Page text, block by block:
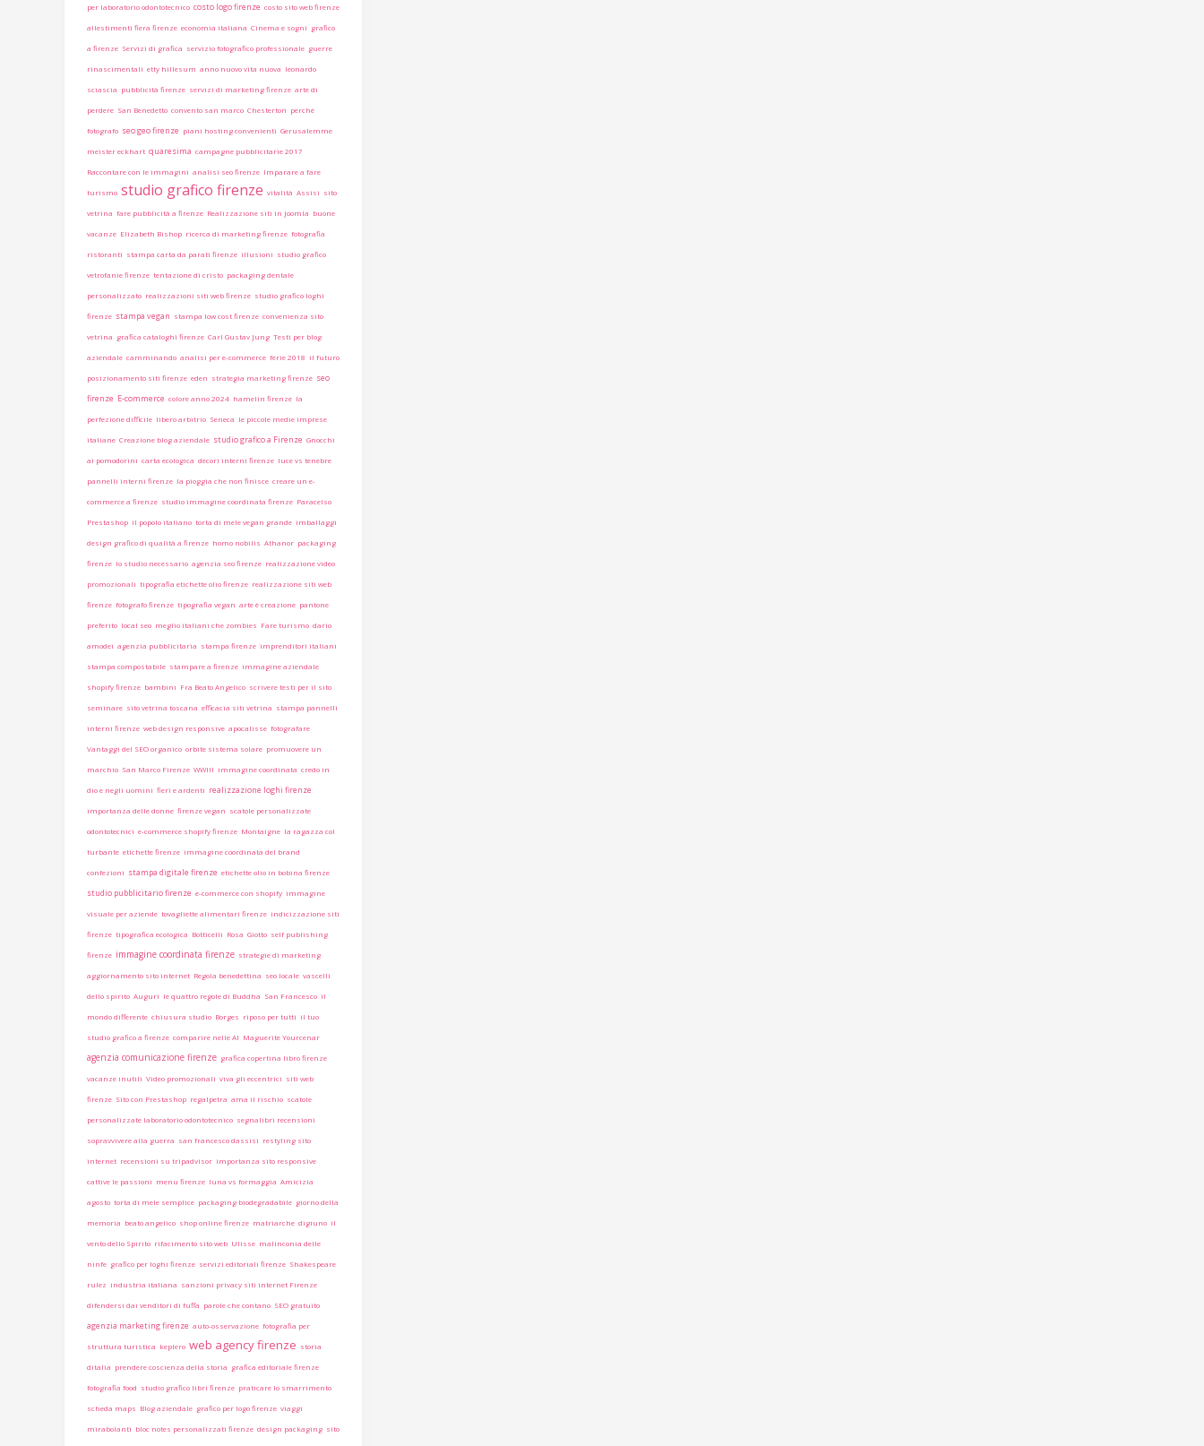
per laboratorio odontotecnico costo logo firenze costo sito web firenze
allestimenti fiera firenze economia italiana Cinema e sogni grafico
a firenze Servizi di grafica servizio fotografico professionale guerre
rinascimentali etty hillesum anno nuovo vita nuova leonardo
sciascia pubblicità firenze servizi di marketing firenze arte di
perdere San Benedetto convento san marco Chesterton perchè
fotografo seo geo firenze piani hosting convenienti Gerusalemme
meister eckhart quaresima campagne pubblicitarie 2017
Raccontare con le immagini analisi seo firenze Imparare a fare
turismo studio grafico firenze vitalità Assisi sito
vetrina fare pubblicità a firenze Realizzazione siti in Joomla buone
vacanze Elizabeth Bishop ricerca di marketing firenze fotografia
ristoranti stampa carta da parati firenze illusioni studio grafico
vetrofanie firenze tentazione di cristo packaging dentale
personalizzato realizzazioni siti web firenze studio grafico loghi
firenze stampa vegan stampa low cost firenze convenienza sito
vetrina grafica cataloghi firenze Carl Gustav Jung Testi per blog
aziendale camminando analisi per e-commerce ferie 2018 il futuro
posizionamento siti firenze eden strategia marketing firenze seo
firenze E-commerce colore anno 2024 hamelin firenze la
perfezione difficile libero arbitrio Seneca le piccole medie imprese
italiane Creazione blog aziendale studio grafico a Firenze Gnocchi
ai pomodorini carta ecologica decori interni firenze luce vs tenebre
pannelli interni firenze la pioggia che non finisce creare un e-
commerce a firenze studio immagine coordinata firenze Paracelso
Prestashop il popolo italiano torta di mele vegan grande imballaggi
design grafico di qualità a firenze homo nobilis Athanor packaging
firenze lo studio necessario agenzia seo firenze realizzazione video
promozionali tipografia etichette olio firenze realizzazione siti web
firenze fotografo firenze tipografia vegan arte è creazione pantone
preferito local seo meglio italiani che zombies Fare turismo dario
amodei agenzia pubblicitaria stampa firenze imprenditori italiani
stampa compostabile stampare a firenze immagine aziendale
shopify firenze bambini Fra Beato Angelico scrivere testi per il sito
seminare sito vetrina toscana efficacia siti vetrina stampa pannelli
interni firenze web design responsive apocalisse fotografare
Vantaggi del SEO organico orbite sistema solare promuovere un
marchio San Marco Firenze WWIII immagine coordinata credo in
dio e negli uomini fieri e ardenti realizzazione loghi firenze
importanza delle donne firenze vegan scatole personalizzate
odontotecnici e-commerce shopify firenze Montaigne la ragazza col
turbante etichette firenze immagine coordinata del brand
confezioni stampa digitale firenze etichette olio in bobina firenze
studio pubblicitario firenze e-commerce con shopify immagine
visuale per aziende tovagliette alimentari firenze indicizzazione siti
firenze tipografica ecologica Botticelli Rosa Giotto self publishing
firenze immagine coordinata firenze strategie di marketing
aggiornamento sito internet Regola benedettina seo locale vascelli
dello spirito Auguri le quattro regole di Buddha San Francesco il
mondo differente chiusura studio Borges riposo per tutti il tuo
studio grafico a firenze comparire nelle AI Maguerite Yourcenar
agenzia comunicazione firenze grafica copertina libro firenze
vacanze inutili Video promozionali viva gli eccentrici siti web
firenze Sito con Prestashop regalpetra ama il rischio scatole
personalizzate laboratorio odontotecnico segnalibri recensioni
sopravvivere alla guerra san francesco dassisi restyling sito
internet recensioni su tripadvisor importanza sito responsive
cattive le passioni menu firenze luna vs formaggia Amicizia
agosto torta di mele semplice packaging biodegradabile giorno della
memoria beato angelico shop online firenze matriarche digiuno il
vento dello Spirito rifacimento sito web Ulisse malinconia delle
ninfe grafico per loghi firenze servizi editoriali firenze Shakespeare
rulez industria italiana sanzioni privacy siti internet Firenze
difendersi dai venditori di fuffa parole che contano SEO gratuito
agenzia marketing firenze auto-osservazione fotografia per
struttura turistica keplero web agency firenze storia
ditalia prendere coscienza della storia grafica editoriale firenze
fotografia food studio grafico libri firenze praticare lo smarrimento
scheda maps Blog aziendale grafico per logo firenze viaggi
mirabolanti bloc notes personalizzati firenze design packaging sito